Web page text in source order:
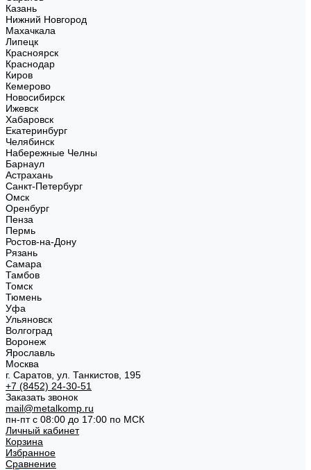
Казань
Нижний Новгород
Махачкала
Липецк
Красноярск
Краснодар
Киров
Кемерово
Новосибирск
Ижевск
Хабаровск
Екатеринбург
Челябинск
Набережные Челны
Барнаул
Астрахань
Санкт-Петербург
Омск
Оренбург
Пенза
Пермь
Ростов-на-Дону
Рязань
Самара
Тамбов
Томск
Тюмень
Уфа
Ульяновск
Волгоград
Воронеж
Ярославль
Москва
г. Саратов, ул. Танкистов, 195
+7 (8452) 24-30-51
Заказать звонок
mail@metalkomp.ru
пн-пт с 08:00 до 17:00 по МСК
Личный кабинет
Корзина
Избранное
Сравнение